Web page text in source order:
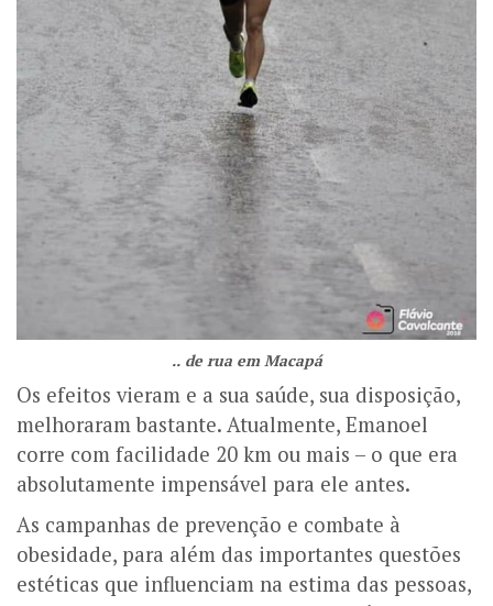
.. de rua em Macapá
Os efeitos vieram e a sua saúde, sua disposição,
melhoraram bastante. Atualmente, Emanoel
corre com facilidade 20 km ou mais – o que era
absolutamente impensável para ele antes.
As campanhas de prevenção e combate à
obesidade, para além das importantes questões
estéticas que influenciam na estima das pessoas,